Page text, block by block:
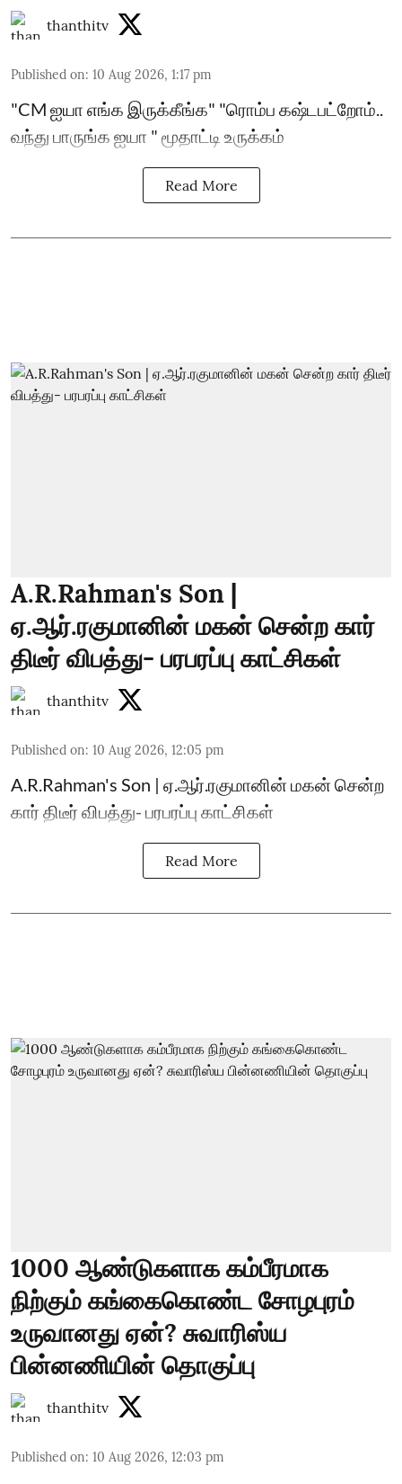
thanthitv
Published on: 10 Aug 2026, 1:17 pm
"CM ஐயா எங்க இருக்கீங்க" "ரொம்ப கஷ்டபட்றோம்..
வந்து பாருங்க ஐயா " மூதாட்டி உருக்கம்
Read More
A.R.Rahman's Son |
ஏ.ஆர்.ரகுமானின் மகன் சென்ற கார்
திடீர் விபத்து- பரபரப்பு காட்சிகள்
thanthitv
Published on: 10 Aug 2026, 12:05 pm
A.R.Rahman's Son | ஏ.ஆர்.ரகுமானின் மகன் சென்ற
கார் திடீர் விபத்து- பரபரப்பு காட்சிகள்
Read More
1000 ஆண்டுகளாக கம்பீரமாக
நிற்கும் கங்கைகொண்ட சோழபுரம்
உருவானது ஏன்? சுவாரிஸ்ய
பின்னணியின் தொகுப்பு
thanthitv
Published on: 10 Aug 2026, 12:03 pm